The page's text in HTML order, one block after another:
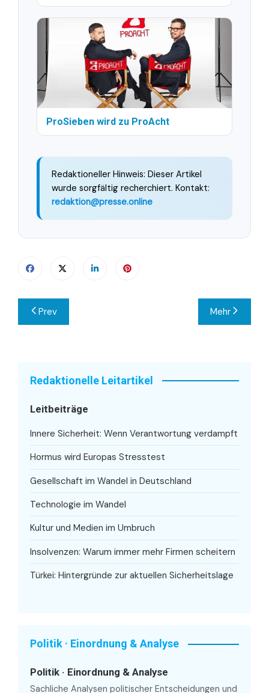
ProSieben wird zu ProAcht
Redaktioneller Hinweis: Dieser Artikel
wurde sorgfältig recherchiert. Kontakt:
redaktion@presse.online
Beitragsnavigation
Prev Mehr
Redaktionelle Leitartikel
Leitbeiträge
Innere Sicherheit: Wenn Verantwortung verdampft
Hormus wird Europas Stresstest
Gesellschaft im Wandel in Deutschland
Technologie im Wandel
Kultur und Medien im Umbruch
Insolvenzen: Warum immer mehr Firmen scheitern
Türkei: Hintergründe zur aktuellen Sicherheitslage
Politik · Einordnung & Analyse
Politik · Einordnung & Analyse
Sachliche Analysen politischer Entscheidungen und